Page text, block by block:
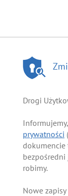
Drogi
prywatności
dokumencie
robimy.
Nowe